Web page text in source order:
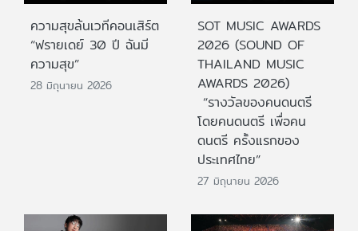
ความสุขล้นเวทีคอนเสิร์ต
“ฟรายเดย์ 30 ปี ฉันมี
ความสุข”
28 มิถุนายน 2026
SOT MUSIC AWARDS
2026 (SOUND OF
THAILAND MUSIC
AWARDS 2026)
“รางวัลของคนดนตรี
โดยคนดนตรี เพื่อคน
ดนตรี ครั้งแรกของ
ประเทศไทย”
27 มิถุนายน 2026